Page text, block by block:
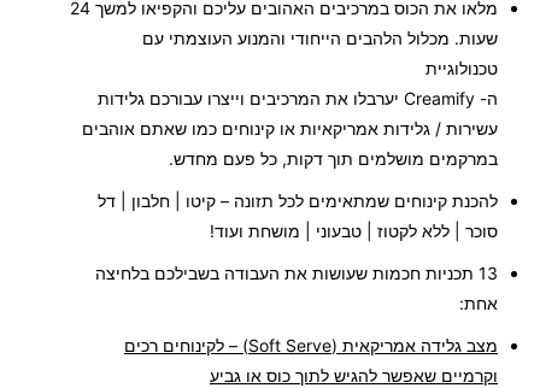
מלאו את הכוס במרכיבים האהובים עליכם והקפיאו למשך 24
שעות. מכלול הלהבים הייחודי והמנוע העוצמתי עם
טכנולוגיית
ה- Creamify יערבלו את המרכיבים וייצרו עבורכם גלידות
עשירות / גלידות אמריקאיות או קינוחים כמו שאתם אוהבים
במרקמים מושלמים תוך דקות, כל פעם מחדש.
להכנת קינוחים שמתאימים לכל תזונה – קיטו | חלבון | דל
סוכר | ללא לקטוז | טבעוני | מושחת ועוד!
13 תכניות חכמות שעושות את העבודה בשבילכם בלחיצה
אחת:
מצב גלידה אמריקאית (Soft Serve
) – לקינוחים רכים
וקרמיים שאפשר להגיש לתוך כוס או גביע